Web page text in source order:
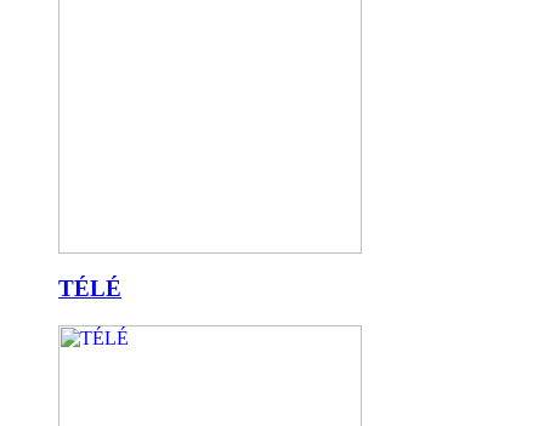
TÉLÉ